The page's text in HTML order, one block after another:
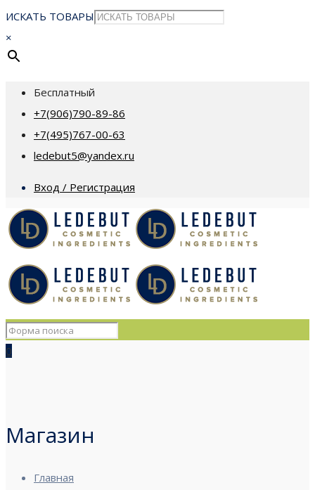
ИСКАТЬ ТОВАРЫ
×
Бесплатный
+7(906)790-89-86
+7(495)767-00-63
ledebut5@yandex.ru
Вход / Регистрация
0
Магазин
Главная